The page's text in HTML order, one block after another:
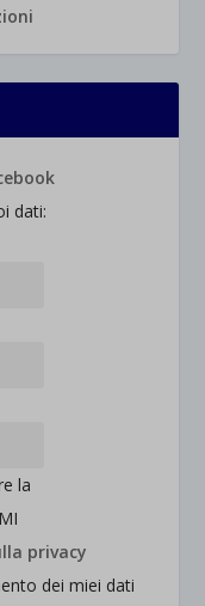
dati:
la
privacy
dei miei dati